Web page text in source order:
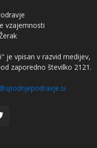
vzajemnosti
je vpisan v razvid medijev,
zaporedno številko 2121.